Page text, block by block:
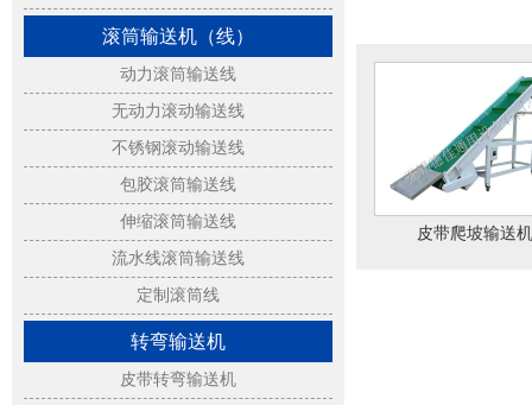
滚筒输送机（线）
动力滚筒输送线
无动力滚动输送线
不锈钢滚动输送线
包胶滚筒输送线
伸缩滚筒输送线
流水线滚筒输送线
定制滚筒线
转弯输送机
皮带转弯输送机
皮带爬坡输送机